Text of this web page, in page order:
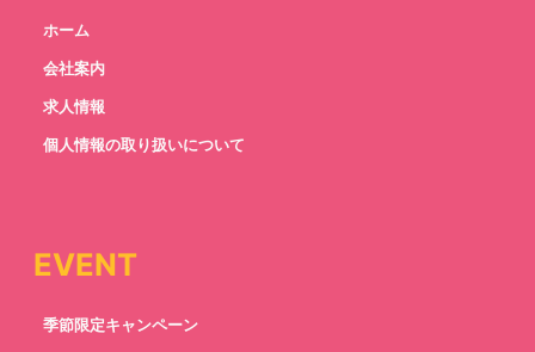
ホーム
会社案内
求人情報
個人情報の取り扱いについて
EVENT
季節限定キャンペーン